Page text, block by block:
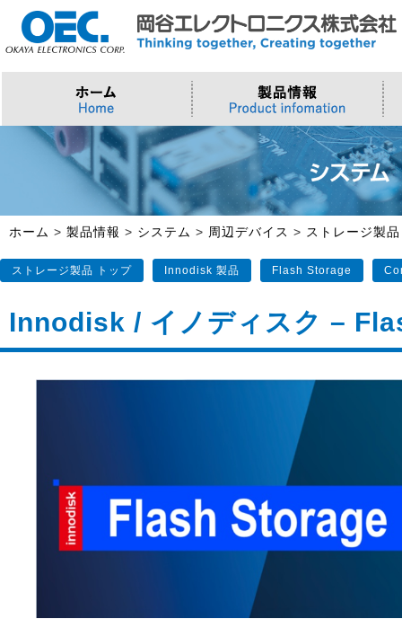
プロセッサ
>Intel (IoT/Embedded)
>Intel Arc Graphics
ソフトウェア・クラウド
>Microsoft Azure
>Windows IoT
>Trellix
>AMI
>AI・IoTソリューション
>インテル IoTソリューション
>評価開発キット
>LLMソリューション
スマートシティ・DX
>ナガレミル / 人流・交通
>会社概要 >トップメッセージ
>製品・御見積お問い合わせ >その他・採用お問い合わせ
ホーム > 製品情報 > システム > 周辺デバイス > ストレージ製品
ストレージ製品 トップ Innodisk 製品 Flash Storage
Innodisk / イノディスク –